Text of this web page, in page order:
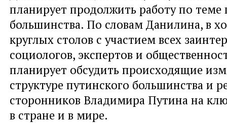
планирует продолжить работу по теме
большинства. По словам Данилина, в
круглых столов с участием всех
социологов, экспертов и
планирует обсудить происходящие
структуре путинского большинства и
сторонников Владимира Путина на
в стране и в мире.